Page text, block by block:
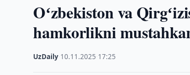
Oʻzbekiston va
hamkorlikni
UzDaily 10.11.2025 17:25